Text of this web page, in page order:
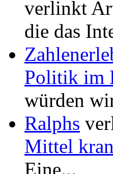
verlinkt
die das
Politik im
würden
Ralphs
Mittel
Eine...